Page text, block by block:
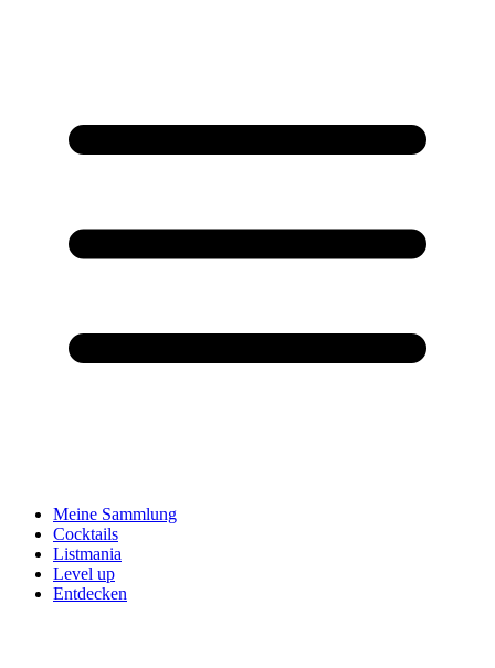
Meine Sammlung
Cocktails
Listmania
Level up
Entdecken